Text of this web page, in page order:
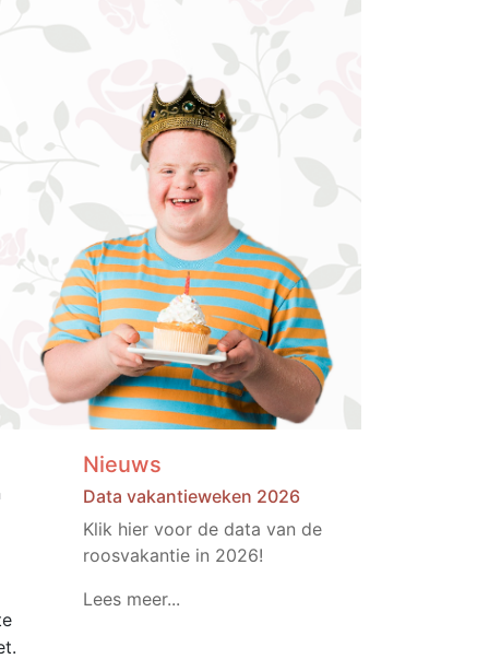
Nieuws
Data vakantieweken 2026
Klik hier voor de data van de
roosvakantie in 2026!
Lees meer...